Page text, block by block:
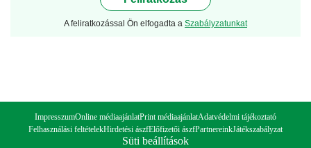
A feliratkozással Ön elfogadta a Szabályzatunkat
ImpresszumOnline médiaajánlatPrint médiaajánlatAdatvédelmi tájékoztató
Felhasználási feltételekHirdetési ászfElőfizetői ászfPartnereinkJátékszabályzat
Süti beállítások